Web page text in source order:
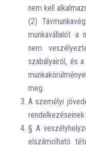
nem kell
(2)
munkavállalót a
nem
szabályairól, és
meg.
A személyi
§ A
elszámolható